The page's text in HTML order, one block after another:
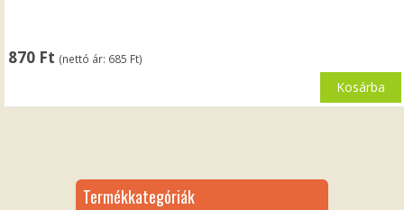
870 Ft (nettó ár: 685 Ft)
Kosárba
Termékkategóriák